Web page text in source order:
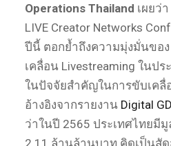
Operations Thailand เผยว่
LIVE Creator Networks
ปีนี้ ตอกย้ำถึงความมุ่งมั่นของ
เคลื่อน Livestreaming ในป
ในปัจจัยสำคัญในการขับเคลื่
อ้างอิงจากรายงาน Digital
ว่าในปี 2565 ประเทศไทยมี
2.11 ล้านล้านบาท คิดเป็นสัด